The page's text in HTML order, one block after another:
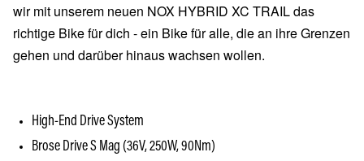
wir mit unserem neuen NOX HYBRID XC TRAIL das
richtige Bike für dich - ein Bike für alle, die an ihre Grenzen
gehen und darüber hinaus wachsen wollen.
High-End Drive System
Brose Drive S Mag (36V, 250W, 90Nm)